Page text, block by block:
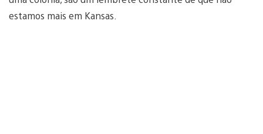
estamos mais em Kansas.